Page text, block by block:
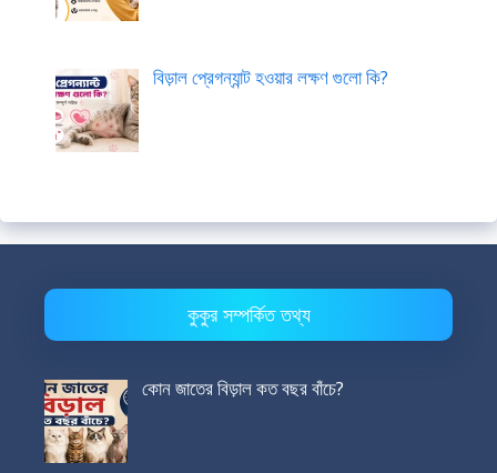
বিড়াল প্রেগন্যান্ট হওয়ার লক্ষণ গুলো কি?
কুকুর সম্পর্কিত তথ্য
কোন জাতের বিড়াল কত বছর বাঁচে?